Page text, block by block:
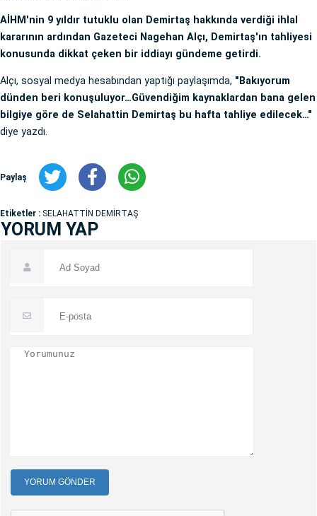
AİHM'nin 9 yıldır tutuklu olan Demirtaş hakkında verdiği ihlal
kararının ardından Gazeteci Nagehan Alçı, Demirtaş'ın tahliyesi
konusunda dikkat çeken bir iddiayı gündeme getirdi.
Alçı, sosyal medya hesabından yaptığı paylaşımda, "Bakıyorum
dünden beri konuşuluyor…Güvendiğim kaynaklardan bana gelen
bilgiye göre de Selahattin Demirtaş bu hafta tahliye edilecek…"
diye yazdı.
Paylaş
Etiketler : SELAHATTİN DEMİRTAŞ
YORUM YAP
YORUM GÖNDER